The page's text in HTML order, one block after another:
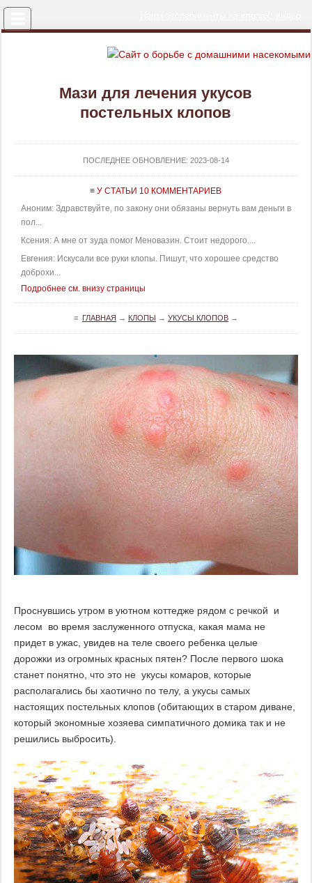
Мази для лечения укусов
постельных клопов
ПОСЛЕДНЕЕ ОБНОВЛЕНИЕ: 2023-08-14
≡ У СТАТЬИ 10 КОММЕНТАРИЕВ
Аноним: Здравствуйте, по закону они обязаны вернуть вам деньги в
пол...
Ксения: А мне от зуда помог Меновазин. Стоит недорого....
Евгения: Искусали все руки клопы. Пишут, что хорошее средство
доброхи...
Подробнее см. внизу страницы
≡ ГЛАВНАЯ → КЛОПЫ → УКУСЫ КЛОПОВ→
Проснувшись утром в уютном коттедже рядом с речкой и
лесом во время заслуженного отпуска, какая мама не
придет в ужас, увидев на теле своего ребенка целые
дорожки из огромных красных пятен? После первого шока
станет понятно, что это не укусы комаров, которые
располагались бы хаотично по телу, а укусы самых
настоящих постельных клопов (обитающих в старом диване,
который экономные хозяева симпатичного домика так и не
решились выбросить).